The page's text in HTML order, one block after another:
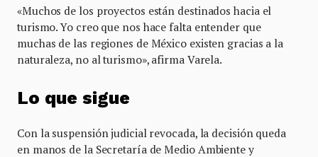
«Muchos de los proyectos están destinados hacia el
turismo. Yo creo que nos hace falta entender que
muchas de las regiones de México existen gracias a la
naturaleza, no al turismo», afirma Varela.
Lo que sigue
Con la suspensión judicial revocada, la decisión queda
en manos de la Secretaría de Medio Ambiente y